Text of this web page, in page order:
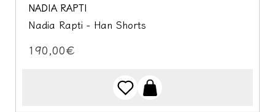
NADIA RAPTI
Nadia Rapti - Han Shorts
190,00€